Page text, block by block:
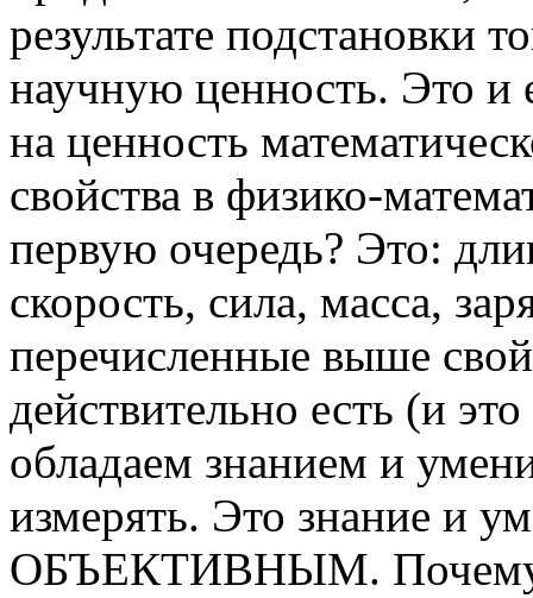
результате подстановки
научную ценность. Это и
на ценность
свойства в физико-
первую очередь? Это:
скорость, сила, масса,
перечисленные выше
действительно есть (и
обладаем знанием и
измерять. Это знание и
ОБЪЕКТИВНЫМ.